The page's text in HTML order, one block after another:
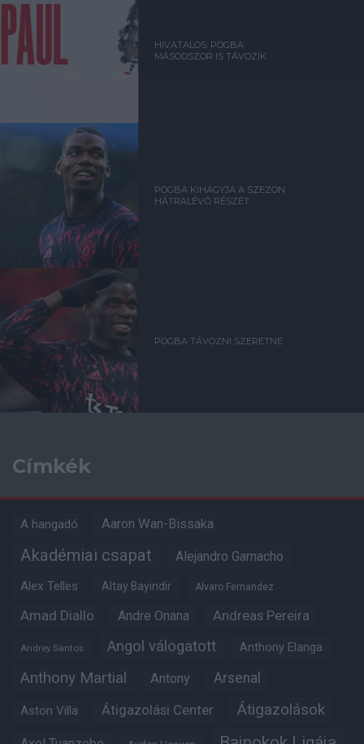
HIVATALOS: POGBA
MÁSODSZOR IS TÁVOZIK
POGBA KIHAGYJA A SZEZON
HÁTRALÉVŐ RÉSZÉT
POGBA TÁVOZNI SZERETNE
Címkék
A hangadó Aaron Wan-Bissaka
Akadémiai csapat Alejandro Garnacho
Alex Telles Altay Bayindir Alvaro Fernandez
Amad Diallo Andre Onana Andreas Pereira
Andrey Santos Angol válogatott Anthony Elanga
Anthony Martial Antony Arsenal
Aston Villa Átigazolási Center Átigazolások